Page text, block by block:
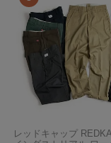
レッドキャップ